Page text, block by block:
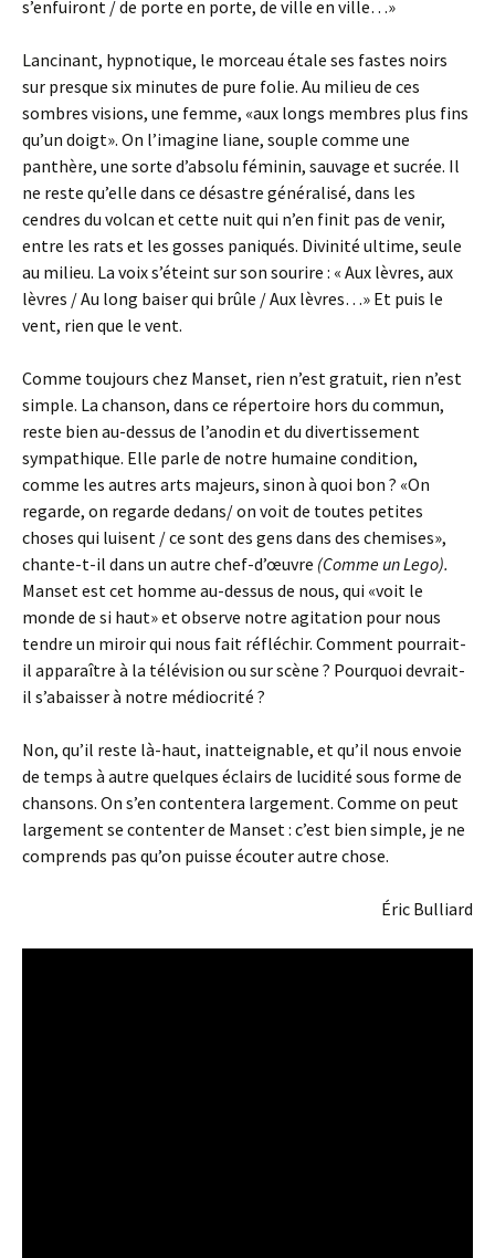
s’enfuiront / de porte en porte, de ville en ville…»
Lancinant, hypnotique, le morceau étale ses fastes noirs
sur presque six minutes de pure folie. Au milieu de ces
sombres visions, une femme, «aux longs membres plus fins
qu’un doigt». On l’imagine liane, souple comme une
panthère, une sorte d’absolu féminin, sauvage et sucrée. Il
ne reste qu’elle dans ce désastre généralisé, dans les
cendres du volcan et cette nuit qui n’en finit pas de venir,
entre les rats et les gosses paniqués. Divinité ultime, seule
au milieu. La voix s’éteint sur son sourire : « Aux lèvres, aux
lèvres / Au long baiser qui brûle / Aux lèvres…» Et puis le
vent, rien que le vent.
Comme toujours chez Manset, rien n’est gratuit, rien n’est
simple. La chanson, dans ce répertoire hors du commun,
reste bien au-dessus de l’anodin et du divertissement
sympathique. Elle parle de notre humaine condition,
comme les autres arts majeurs, sinon à quoi bon ? «On
regarde, on regarde dedans/ on voit de toutes petites
choses qui luisent / ce sont des gens dans des chemises»,
chante-t-il dans un autre chef-d’œuvre (Comme un Lego).
Manset est cet homme au-dessus de nous, qui «voit le
monde de si haut» et observe notre agitation pour nous
tendre un miroir qui nous fait réfléchir. Comment pourrait-
il apparaître à la télévision ou sur scène ? Pourquoi devrait-
il s’abaisser à notre médiocrité ?
Non, qu’il reste là-haut, inatteignable, et qu’il nous envoie
de temps à autre quelques éclairs de lucidité sous forme de
chansons. On s’en contentera largement. Comme on peut
largement se contenter de Manset : c’est bien simple, je ne
comprends pas qu’on puisse écouter autre chose.
Éric Bulliard